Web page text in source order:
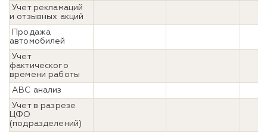
Учет рекламаций
и отзывных акций
Продажа
автомобилей
Учет
фактического
времени работы
ABC анализ
Учет в разрезе
ЦФО
(подразделений)